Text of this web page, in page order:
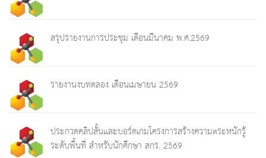
สรุปรายงานการประชุม เดือนมีนาคม พ.ศ.2569
รายงานงบทดลอง เดือนเมษายน 2569
ประกวดคลิปสั้นและบอร์ดเกมโครงการสร้างความตระหนักรู้
ระดับพื้นที่ สำหรับนักศึกษา สกร. 2569